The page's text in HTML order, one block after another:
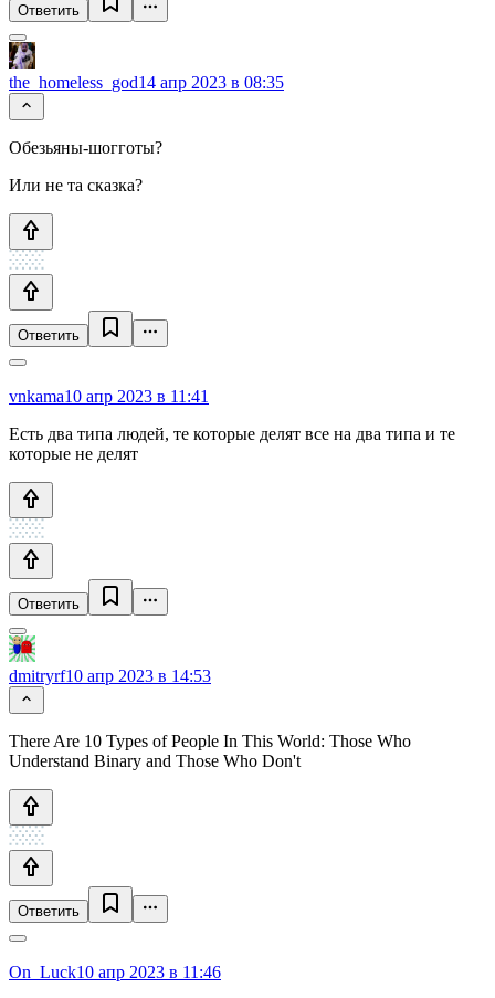
Ответить
the_homeless_god14 апр 2023 в 08:35
Обезьяны-шогготы?
Или не та сказка?
Ответить
vnkama10 апр 2023 в 11:41
Есть два типа людей, те которые делят все на два типа и те
которые не делят
Ответить
dmitryrf10 апр 2023 в 14:53
There Are 10 Types of People In This World: Those Who
Understand Binary and Those Who Don't
Ответить
On_Luck10 апр 2023 в 11:46